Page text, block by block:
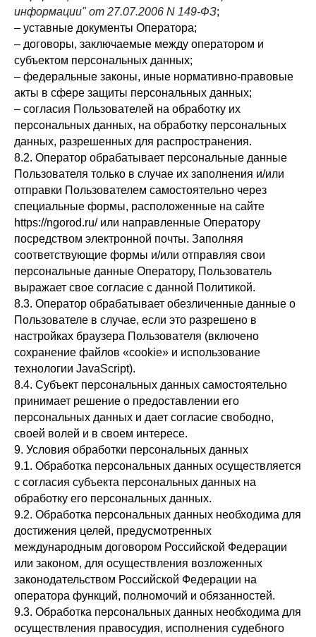
информации" от 27.07.2006 N 149-ФЗ;
– уставные документы Оператора;
– договоры, заключаемые между оператором и
субъектом персональных данных;
– федеральные законы, иные нормативно-правовые
акты в сфере защиты персональных данных;
– согласия Пользователей на обработку их
персональных данных, на обработку персональных
данных, разрешенных для распространения.
8.2. Оператор обрабатывает персональные данные
Пользователя только в случае их заполнения и/или
отправки Пользователем самостоятельно через
специальные формы, расположенные на сайте
https://ngorod.ru/ или направленные Оператору
посредством электронной почты. Заполняя
соответствующие формы и/или отправляя свои
персональные данные Оператору, Пользователь
выражает свое согласие с данной Политикой.
8.3. Оператор обрабатывает обезличенные данные о
Пользователе в случае, если это разрешено в
настройках браузера Пользователя (включено
сохранение файлов «cookie» и использование
технологии JavaScript).
8.4. Субъект персональных данных самостоятельно
принимает решение о предоставлении его
персональных данных и дает согласие свободно,
своей волей и в своем интересе.
9. Условия обработки персональных данных
9.1. Обработка персональных данных осуществляется
с согласия субъекта персональных данных на
обработку его персональных данных.
9.2. Обработка персональных данных необходима для
достижения целей, предусмотренных
международным договором Российской Федерации
или законом, для осуществления возложенных
законодательством Российской Федерации на
оператора функций, полномочий и обязанностей.
9.3. Обработка персональных данных необходима для
осуществления правосудия, исполнения судебного